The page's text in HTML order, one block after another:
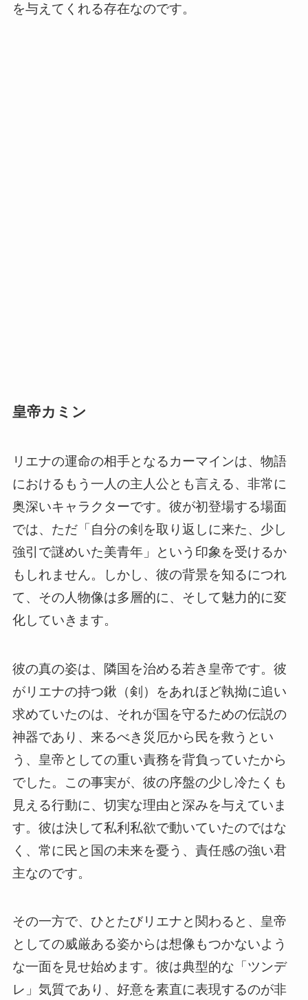
を与えてくれる存在なのです。
皇帝カミン
リエナの運命の相手となるカーマインは、物語
におけるもう一人の主人公とも言える、非常に
奥深いキャラクターです。彼が初登場する場面
では、ただ「自分の剣を取り返しに来た、少し
強引で謎めいた美青年」という印象を受けるか
もしれません。しかし、彼の背景を知るにつれ
て、その人物像は多層的に、そして魅力的に変
化していきます。
彼の真の姿は、隣国を治める若き皇帝です。彼
がリエナの持つ鍬（剣）をあれほど執拗に追い
求めていたのは、それが国を守るための伝説の
神器であり、来るべき災厄から民を救うとい
う、皇帝としての重い責務を背負っていたから
でした。この事実が、彼の序盤の少し冷たくも
見える行動に、切実な理由と深みを与えていま
す。彼は決して私利私欲で動いていたのではな
く、常に民と国の未来を憂う、責任感の強い君
主なのです。
その一方で、ひとたびリエナと関わると、皇帝
としての威厳ある姿からは想像もつかないよう
な一面を見せ始めます。彼は典型的な「ツンデ
レ」気質であり、好意を素直に表現するのが非